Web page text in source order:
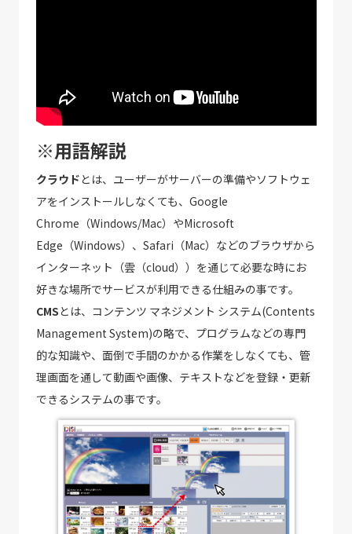
※用語解説
クラウドとは、ユーザーがサーバーの準備やソフトウェ
アをインストールしなくても、Google
Chrome（Windows/Mac）やMicrosoft
Edge（Windows）、Safari（Mac）などのブラウザから
インターネット（雲（cloud））を通じて必要な時にお
好きな場所でサービスが利用できる仕組みの事です。
CMSとは、コンテンツ マネジメント システム(Contents
Management System)の略で、プログラムなどの専門
的な知識や、面倒で手間のかかる作業をしなくても、管
理画面を通して動画や画像、テキストなどを登録・更新
できるシステムの事です。